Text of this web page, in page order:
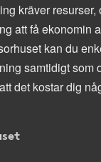
kräver resurser,
att få ekonomin
kan du
samtidigt som
det kostar dig